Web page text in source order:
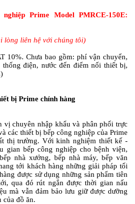
Prime Model PMRCE-150E:
lòng liên hệ với chúng tôi)
10%. Chưa bao gồm: phí vận chuyển,
điện, nước đến điểm nối thiết bị,
bị Prime chính hàng
vị chuyên nhập khẩu và phân phối trực
các thiết bị bếp công nghiệp của Prime
thị trường. Với kinh nghiệm thiết kế -
gian bếp công nghiệp cho bệnh viện,
nhà xưởng, bếp nhà máy, bếp văn
tới khách hàng những giải pháp tối
được sử dụng những sản phẩm tiên
qua đó rút ngắn được thời gian nấu
mà vẫn đảm bảo lưu giữ được dưỡng
của đồ ăn.